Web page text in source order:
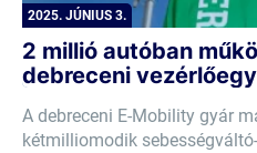
2025. JÚNIUS 3.
2 millió autóban
debreceni
A debreceni E-Mobility gyár
kétmilliomodik